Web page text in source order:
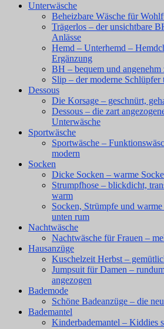
Unterwäsche
Beheizbare Wäsche für
Trägerlos – der unsichtbare
Anlässe
Hemd – Unterhemd –
Ergänzung
BH – bequem und angenehm
Slip – der moderne Schlüpfer
Dessous
Die Korsage – geschnürt,
Dessous – die zart
Unterwäsche
Sportwäsche
Sportwäsche –
modern
Socken
Dicke Socken – warme
Strumpfhose – blickdicht,
warm
Socken, Strümpfe und
unten rum
Nachtwäsche
Nachtwäsche für Frauen –
Hausanzüge
Kuschelzeit Herbst –
Jumpsuit für Damen –
angezogen
Bademode
Schöne Badeanzüge – die
Bademantel
Kinderbademantel – Kiddies